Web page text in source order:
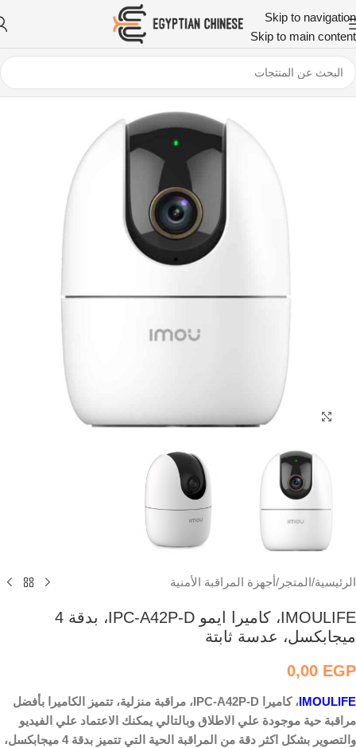
Skip to navigation
Skip to main content
اضغط للتكبير
الرئيسية/المتجر /أجهزة المراقبة الأمنية
IMOULIFE، كاميرا ايمو IPC-A42P-D، بدقة 4
ميجابكسل، عدسة ثابتة
0,00 EGP
IMOULIFE
، كاميرا IPC-A42P-D، مراقبة منزلية، تتميز الكاميرا بأفضل
مراقبة حية موجودة علي الاطلاق وبالتالي يمكنك الاعتماد علي الفيديو
والتصوير بشكل اكثر دقة من المراقبة الحية التي تتميز بدقة 4 ميجابكسل،